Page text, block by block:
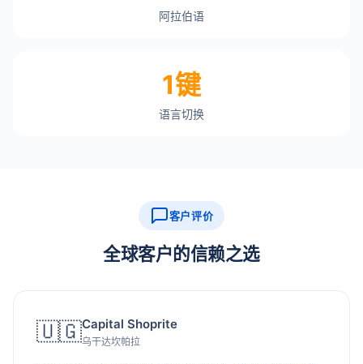
阿拉伯语
1键
语言切换
客户评价
全球客户的信赖之选
🇺🇬Capital Shoprite
乌干达坎帕拉